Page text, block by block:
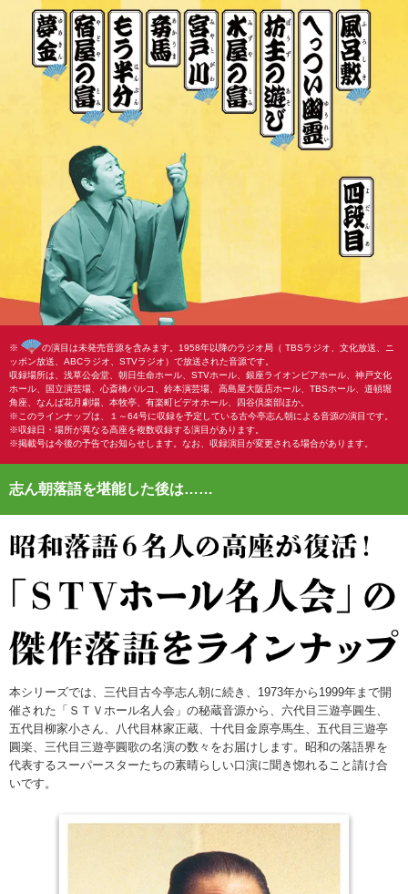
※
の演目は未発売音源を含みます。1958年以降のラジオ局（ TBSラジオ、文化放送、ニ
ッポン放送、ABCラジオ、STVラジオ）で放送された音源です。
収録場所は、浅草公会堂、朝日生命ホール、STVホール、銀座ライオンビアホール、神戸文化
ホール、国立演芸場、心斎橋パルコ、鈴本演芸場、高島屋大阪店ホール、TBSホール、道頓堀
角座、なんば花月劇場、本牧亭、有楽町ビデオホール、四谷倶楽部ほか。
※このラインナップは、１～64号に収録を予定している古今亭志ん朝による音源の演目です。
※収録日・場所が異なる高座を複数収録する演目があります。
※掲載号は今後の予告でお知らせします。なお、収録演目が変更される場合があります。
志ん朝落語を堪能した後は……
本シリーズでは、三代目古今亭志ん朝に続き、1973年から1999年まで開
催された「ＳＴＶホール名人会」の秘蔵音源から、六代目三遊亭圓生、
五代目柳家小さん、八代目林家正蔵、十代目金原亭馬生、五代目三遊亭
圓楽、三代目三遊亭圓歌の名演の数々をお届けします。昭和の落語界を
代表するスーパースターたちの素晴らしい口演に聞き惚れること請け合
いです。